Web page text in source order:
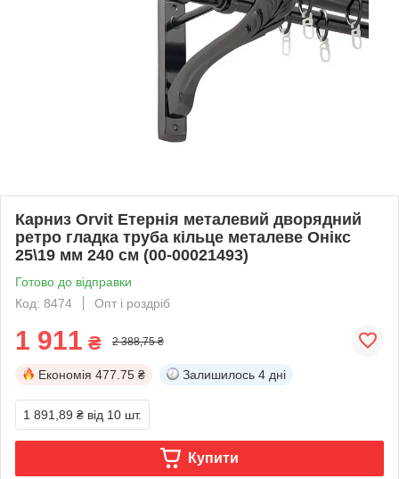
Карниз Orvit Етернія металевий дворядний
ретро гладка труба кільце металеве Онікс
25\19 мм 240 см (00-00021493)
Готово до відправки
Код: 8474
Опт і роздріб
1 911 ₴ 2 388,75 ₴
Економія 477.75 ₴ Залишилось 4 дні
1 891,89 ₴ від 10 шт.
Купити